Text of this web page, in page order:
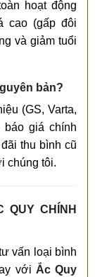
hoạt động
cao (gấp đôi
và giảm tuổi
bản?
(GS, Varta,
báo giá chính
thu bình cũ
chúng tôi.
CHÍNH
vấn loại bình
với Ắc Quy